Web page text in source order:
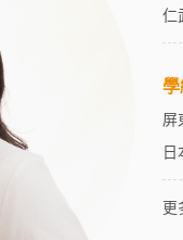
仁
學
屏
更